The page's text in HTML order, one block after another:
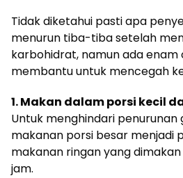
Tidak diketahui pasti apa
menurun tiba-tiba setelah
karbohidrat, namun ada enam
membantu untuk mencegah
1. Makan dalam porsi kecil
Untuk menghindari penurunan
makanan porsi besar menjadi
makanan ringan yang
jam.